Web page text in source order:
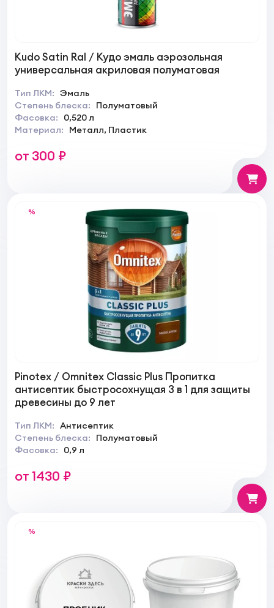
Kudo Satin Ral / Кудо эмаль аэрозольная
универсальная акриловая полуматовая
Тип ЛКМ: Эмаль
Степень блеска:
Полуматовый
Фасовка:
0,520 л
Материал:
Металл, Пластик
от 300 ₽
%
Pinotex / Omnitex Classic Plus Пропитка
антисептик быстросохнущая 3 в 1 для защиты
древесины до 9 лет
Тип ЛКМ: Антисептик
Степень блеска:
Полуматовый
Фасовка:
0,9 л
от 1430 ₽
%